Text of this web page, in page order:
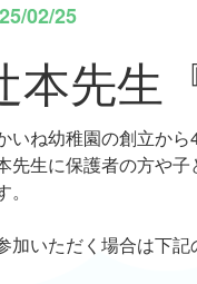
02/25
本先生
いね幼稚園の創立か
先生に保護者の方や
。
加いただく場合は下記